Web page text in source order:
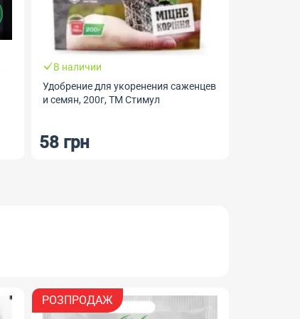
В наличии
Удобрение для укоренения саженцев
и семян, 200г, ТМ Стимул
58 грн
РОЗПРОДАЖ